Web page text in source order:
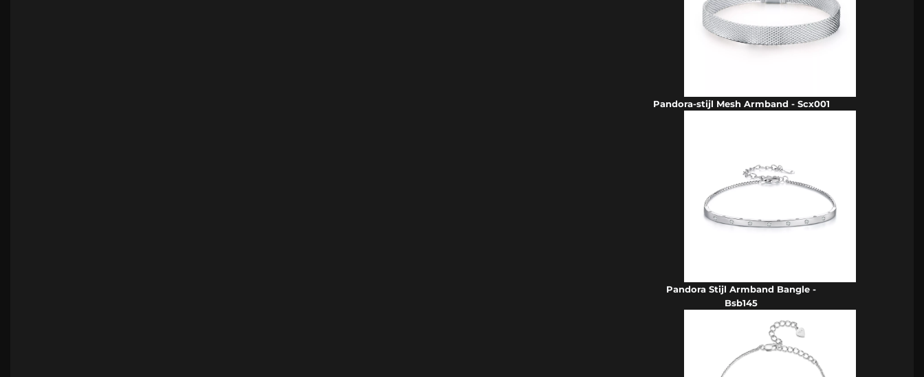
Pandora-stijl Mesh Armband - Scx001
Pandora Stijl Armband Bangle -
Bsb145